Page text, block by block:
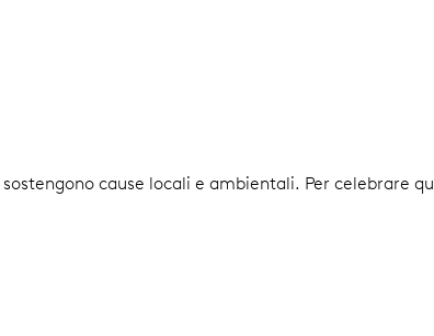
cause locali e ambientali. Per celebrare